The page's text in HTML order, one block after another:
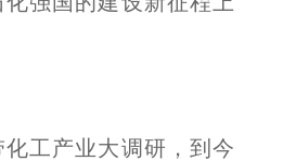
工产业大调研，到今